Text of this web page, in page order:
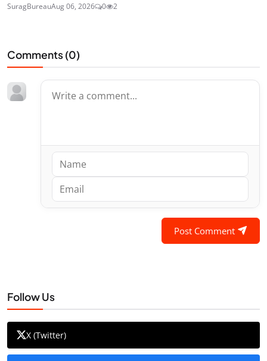
SuragBureauAug 06, 2026 0 2
Comments (0)
Post Comment
Follow Us
X (Twitter)